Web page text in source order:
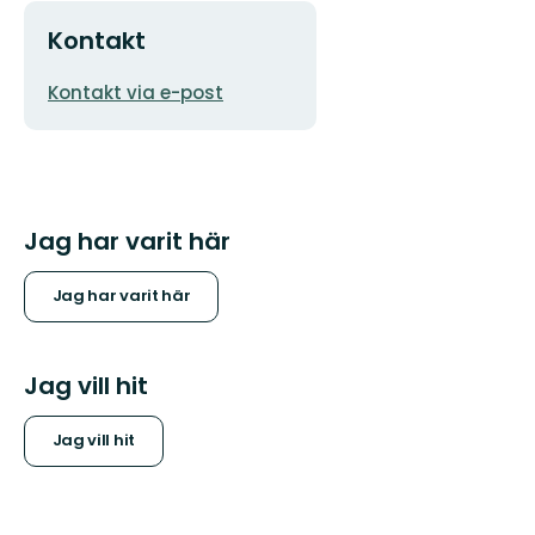
Kontakt
E-
Kontakt via e-post
Jag har varit här
Jag har varit här
Jag vill hit
Jag vill hit